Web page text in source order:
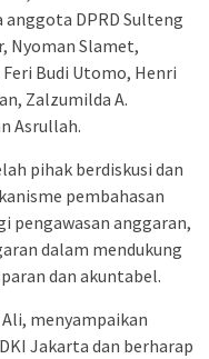
anggota DPRD Sulteng
Nyoman Slamet,
Budi Utomo, Henri
Zalzumilda A.
Asrullah.
pihak berdiskusi dan
pembahasan
pengawasan anggaran,
dalam mendukung
dan akuntabel.
menyampaikan
Jakarta dan berharap